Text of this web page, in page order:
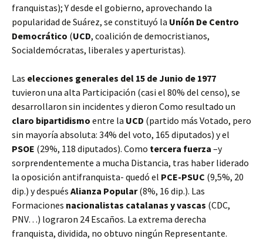
franquistas); Y desde el gobierno, aprovechando la
popularidad de Suárez, se constituyó la Uníón De Centro
Democrático (UCD, coalición de democristianos,
Socialdemócratas, liberales y aperturistas).
Las elecciones generales del 15 de Junio de 1977
tuvieron una alta Participación (casi el 80% del censo), se
desarrollaron sin incidentes y dieron Como resultado un
claro bipartidismo entre la UCD (partido más Votado, pero
sin mayoría absoluta: 34% del voto, 165 diputados) y el
PSOE (29%, 118 diputados). Como tercera fuerza –y
sorprendentemente a mucha Distancia, tras haber liderado
la oposición antifranquista- quedó el PCE-PSUC (9,5%, 20
dip.) y después Alianza Popular(8%, 16 dip.). Las
Formaciones nacionalistas catalanas y vascas (CDC,
PNV…) lograron 24 Escaños. La extrema derecha
franquista, dividida, no obtuvo ningún Representante.